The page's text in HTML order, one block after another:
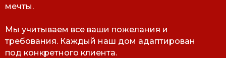
мечты.
Мы учитываем все ваши пожелания и
требования. Каждый наш дом адаптирован
под конкретного клиента.